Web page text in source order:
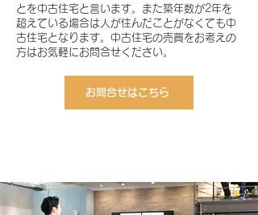
とを中古住宅と言います。また築年数が2年を
超えている場合は人が住んだことがなくても中
古住宅となります。中古住宅の売買をお考えの
方はお気軽にお問合せください。
お問合せはこちら